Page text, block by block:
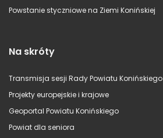
Powstanie styczniowe na Ziemi Konińskiej
Na skróty
Transmisja sesji Rady Powiatu Konińskiego
Projekty europejskie i krajowe
Geoportal Powiatu Konińskiego
Powiat dla seniora